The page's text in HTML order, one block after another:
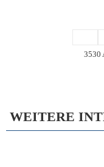
3530
WEITERE